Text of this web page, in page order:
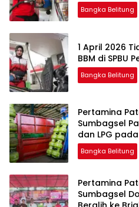
Bangka Belitung
1 April 2026
BBM di SPBU
Bangka Belitung
Pertamina
Sumbagsel
dan LPG
Menjelang
Bangka Belitung
Pertamina
Sumbagsel